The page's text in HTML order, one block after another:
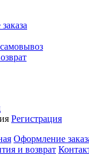
Регистрация
Оформление
и возврат